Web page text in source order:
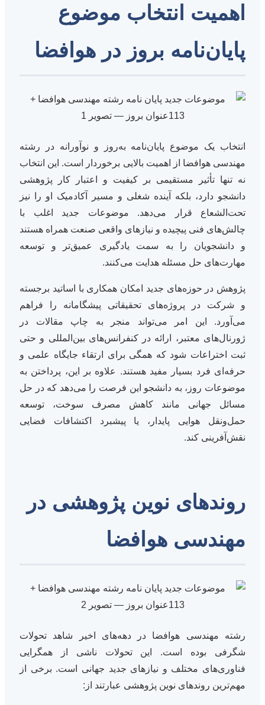
اهمیت انتخاب موضوع
پایان‌نامه بروز در هوافضا
انتخاب یک موضوع پایان‌نامه به‌روز و نوآورانه در رشته
مهندسی هوافضا از اهمیت بالایی برخوردار است. این انتخاب
نه تنها تأثیر مستقیمی بر کیفیت و اعتبار کار پژوهشی
دانشجو دارد، بلکه آینده شغلی و مسیر آکادمیک او را نیز
تحت‌الشعاع قرار می‌دهد. موضوعات جدید اغلب با
چالش‌های فنی پیچیده و نیازهای واقعی صنعت همراه هستند
و دانشجویان را به سمت یادگیری عمیق‌تر و توسعه
مهارت‌های حل مسئله هدایت می‌کنند.
پژوهش در حوزه‌های جدید امکان همکاری با اساتید برجسته
و شرکت در پروژه‌های تحقیقاتی پیشگامانه را فراهم
می‌آورد. این امر می‌تواند منجر به چاپ مقالات در
ژورنال‌های معتبر، ارائه در کنفرانس‌های بین‌المللی و حتی
ثبت اختراعات شود که همگی برای ارتقاء جایگاه علمی و
حرفه‌ای فرد بسیار مفید هستند. علاوه بر این، پرداختن به
موضوعات روز، به دانشجو این فرصت را می‌دهد که در حل
مسائل جهانی مانند کاهش مصرف سوخت، توسعه
حمل‌ونقل هوایی پایدار، یا پیشبرد اکتشافات فضایی
نقش‌آفرینی کند.
روندهای نوین پژوهشی در
مهندسی هوافضا
رشته مهندسی هوافضا در دهه‌های اخیر شاهد تحولات
شگرفی بوده است. این تحولات ناشی از همگرایی
فناوری‌های مختلف و نیازهای جدید جهانی است. برخی از
مهم‌ترین روندهای نوین پژوهشی عبارتند از: